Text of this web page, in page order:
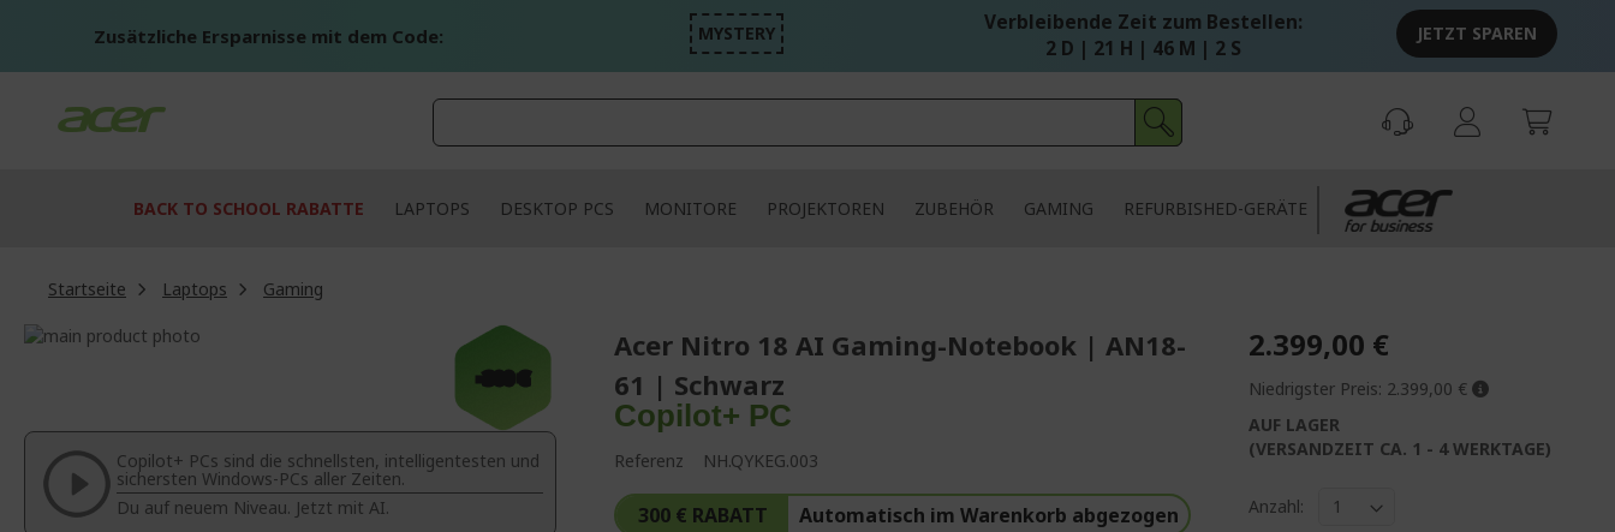
Zusätzliche Ersparnisse mit dem Code: MYSTERY
Verbleibende Zeit zum Bestellen:
2 D | 21 H | 46 M | 1 S
JETZT SPAREN
BACK TO SCHOOL RABATTE LAPTOPS DESKTOP PCS MONITORE PROJEKTOREN ZUBEHÖR GAMING REFURBISHED-GERÄTE
Startseite Laptops
Gaming
Zum
springen
-300 €
Bildgalerie
springen
Copilot+ PCs sind die schnellsten, intelligentesten und
sichersten Windows-PCs aller Zeiten.
Du auf neuem Niveau. Jetzt mit AI.
Acer Nitro 18 AI Gaming-Notebook | AN18-
61 | Schwarz
Copilot+ PC
Referenz NH.QYKEG.003
300 € RABATT Automatisch im Warenkorb abgezogen
2.399,00 €
Niedrigster Preis: 2.399,00 €
AUF LAGER
(VERSANDZEIT CA. 1 - 4 WERKTAGE)
Anzahl: